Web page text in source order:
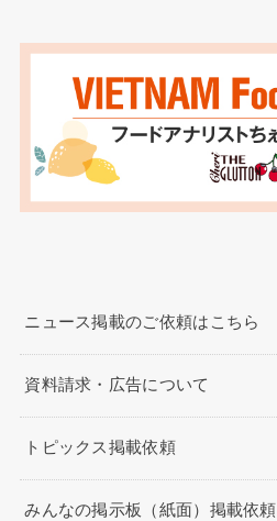
ニュース掲載のご依頼はこちら
資料請求・広告について
トピックス掲載依頼
みんなの掲示板（紙面）掲載依頼